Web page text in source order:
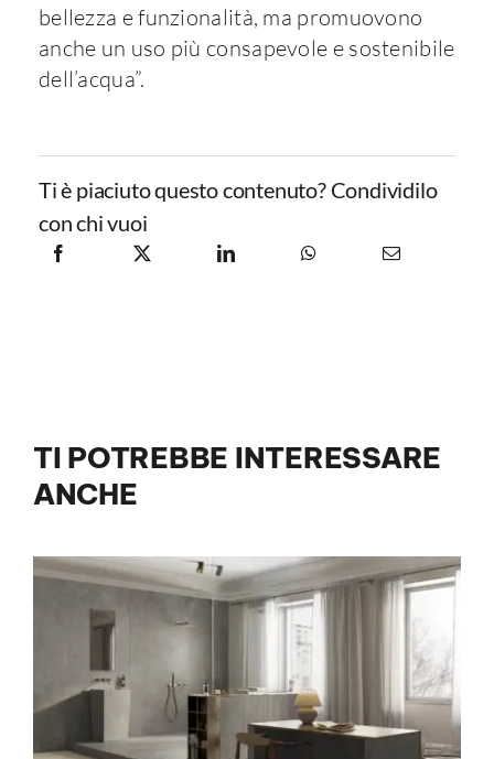
bellezza e funzionalità, ma promuovono
anche un uso più consapevole e sostenibile
dell’acqua”.
Ti è piaciuto questo contenuto? Condividilo
con chi vuoi
TI POTREBBE INTERESSARE
ANCHE